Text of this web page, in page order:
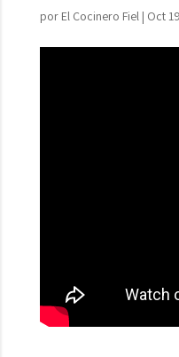
por El Cocinero Fiel| Oct